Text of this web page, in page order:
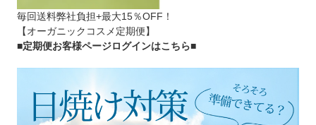
毎回送料弊社負担+最大15％OFF！
【オーガニックコスメ定期便】
■定期便お客様ページログインはこちら■